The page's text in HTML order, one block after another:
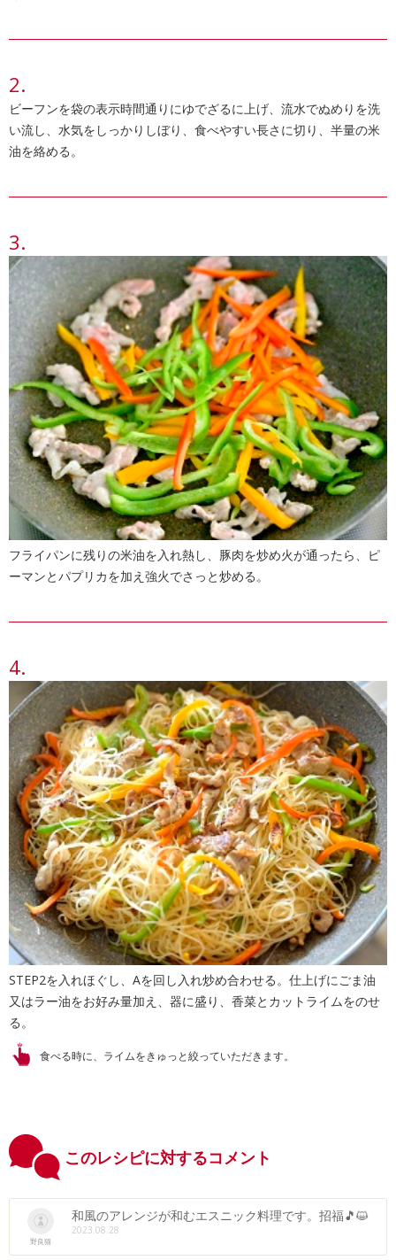
ビーフンを袋の表示時間通りにゆでざるに上げ、流水でぬめりを洗
い流し、水気をしっかりしぼり、食べやすい長さに切り、半量の米
油を絡める。
フライパンに残りの米油を入れ熱し、豚肉を炒め火が通ったら、ピ
ーマンとパプリカを加え強火でさっと炒める。
STEP2を入れほぐし、Aを回し入れ炒め合わせる。仕上げにごま油
又はラー油をお好み量加え、器に盛り、香菜とカットライムをのせ
る。
食べる時に、ライムをきゅっと絞っていただきます。
このレシピに対するコメント
野良猫
和風のアレンジが和むエスニック料理です。招福🎵😺
2023.08.28